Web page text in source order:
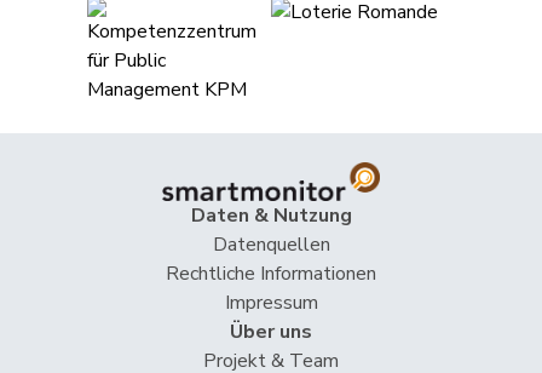
Daten & Nutzung
Datenquellen
Rechtliche Informationen
Impressum
Über uns
Projekt & Team